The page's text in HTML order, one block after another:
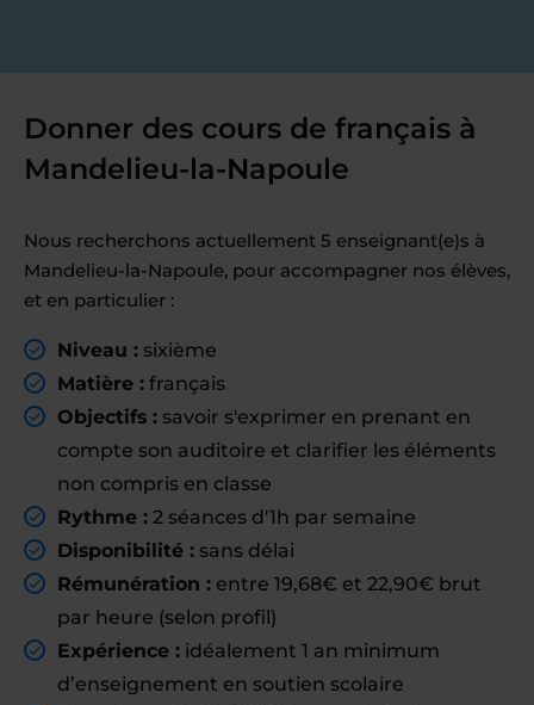
Donner des cours de français à
Mandelieu-la-Napoule
Nous recherchons actuellement 5 enseignant(e)s à
Mandelieu-la-Napoule, pour accompagner nos élèves,
et en particulier :
Niveau : sixième
Matière : français
Objectifs : savoir s'exprimer en prenant en
compte son auditoire et clarifier les éléments
non compris en classe
Rythme : 2 séances d'1h par semaine
Disponibilité : sans délai
Rémunération : entre 19,68€ et 22,90€ brut
par heure (selon profil)
Expérience : idéalement 1 an minimum
d’enseignement en soutien scolaire